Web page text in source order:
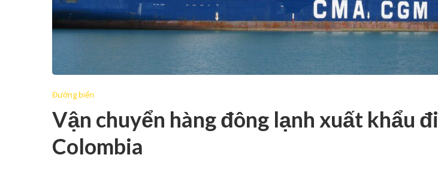
Đường biển
Vận chuyển hàng đông lạnh xuất khẩu đi
Colombia